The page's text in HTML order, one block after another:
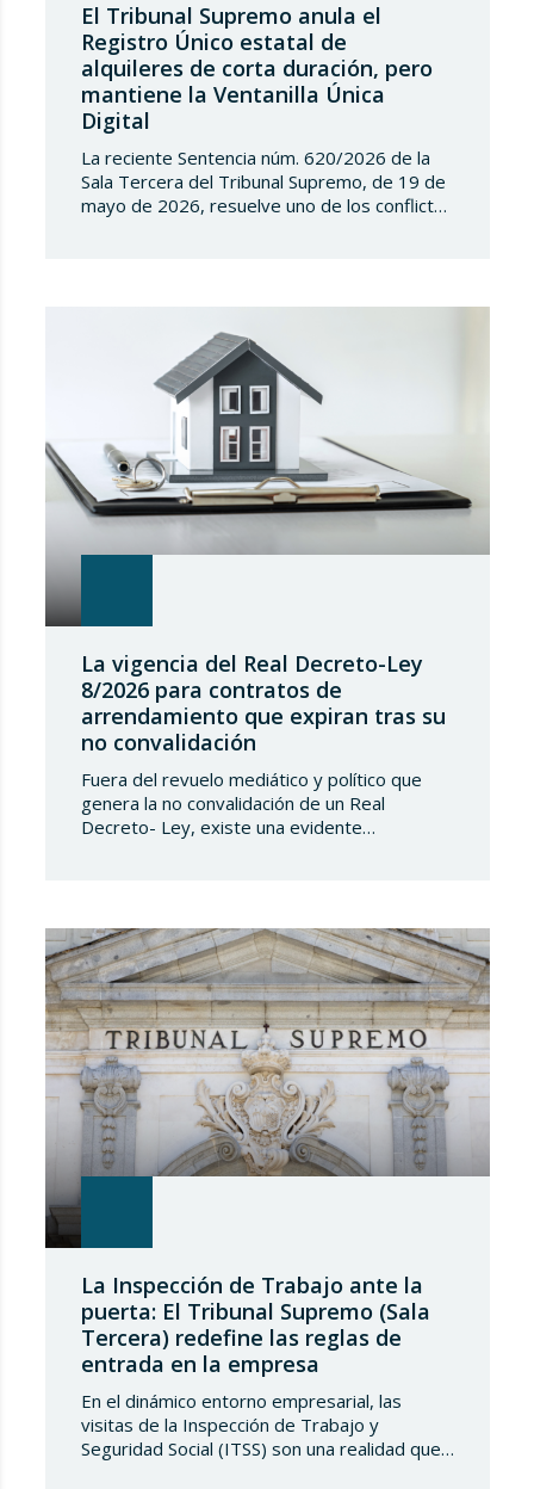
El Tribunal Supremo anula el
Registro Único estatal de
alquileres de corta duración, pero
mantiene la Ventanilla Única
Digital
La reciente Sentencia núm. 620/2026 de la
Sala Tercera del Tribunal Supremo, de 19 de
mayo de 2026, resuelve uno de los conflictos
implantar un Registro Único de
La vigencia del Real Decreto-Ley
8/2026 para contratos de
arrendamiento que expiran tras su
no convalidación
Fuera del revuelo mediático y político que
genera la no convalidación de un Real
Decreto- Ley, existe una evidente
caso del Real Decreto-Ley 8/2026, de 20 de
marzo, de medidas en el alquiler en
respuesta…
La Inspección de Trabajo ante la
puerta: El Tribunal Supremo (Sala
Tercera) redefine las reglas de
entrada en la empresa
En el dinámico entorno empresarial, las
visitas de la Inspección de Trabajo y
Seguridad Social (ITSS) son una realidad que